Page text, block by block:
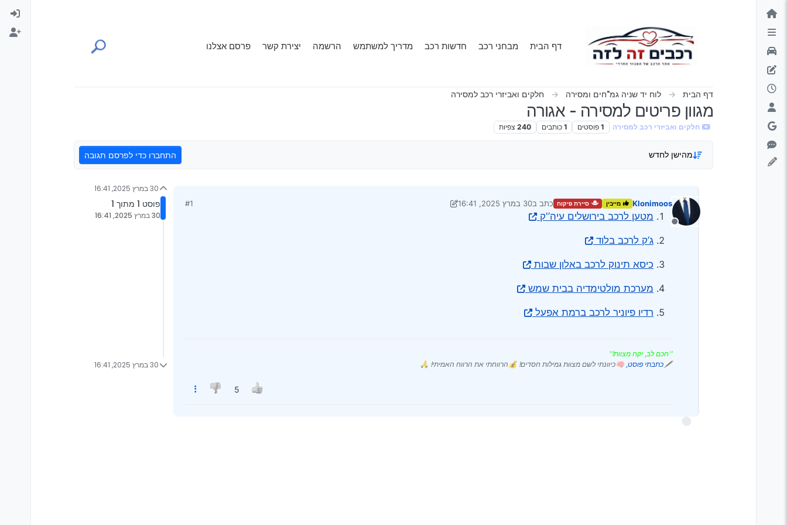
דילוג לתוכן
דף הבית מבחני רכב חדשות רכב מדריך למשתמש הרשמה יצירת קשר פרסם אצלנו
דף הבית לוח יד שניה גמ"חים ומסירה חלקים ואביזרי רכב למסירה
מגוון פריטים למסירה - אגורה
חלקים ואביזרי רכב למסירה 1 פוסטים 1 כותבים 240 צפיות
מהישן לחדש התחברו כדי לפרסם תגובה
מנותק
Klonimoos מייבין סיירת פיקוח כתב ב30 במרץ 2025, 16:41
נערך לאחרונה על ידי Klonimoos
#1
מטען לרכב בירושלים עיה’'ק
ג’ק לרכב בלוד
כיסא תינוק לרכב באלון שבות
מערכת מולטימדיה בבית שמש
רדיו פיוניר לרכב ברמת אפעל
''חכם לב, יקח מצוות!''
🖋כתבתי פוסט, 🧠כיוונתי לשם מצוות גמילות חסדים! 💰הרווחתי את הרווח האמיתי! 🙏
5
30 במרץ 2025, 16:41
פוסט 1 מתוך 1
30 במרץ 2025, 16:41
30 במרץ 2025, 16:41